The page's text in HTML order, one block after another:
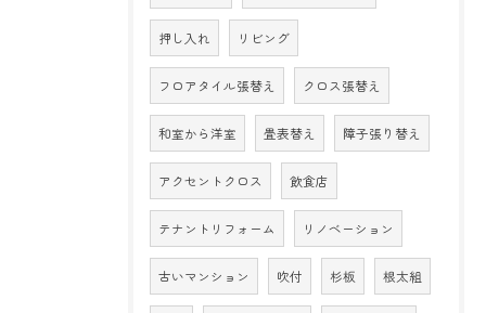
押し入れ リビング
フロアタイル張替え クロス張替え
和室から洋室 畳表替え 障子張り替え
アクセントクロス 飲食店
テナントリフォーム リノベーション
古いマンション 吹付 杉板 根太組